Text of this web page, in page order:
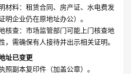
材料：租赁合同、房产证、水电费发
明企业仍在原地址办公）。
核查：市场监管部门可能上门核查地
，需确保有人接待并出示相关证明。
址已变更
照副本复印件（加盖公章）。